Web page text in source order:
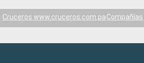
Cruceros www.cruceros.com.paCompañías